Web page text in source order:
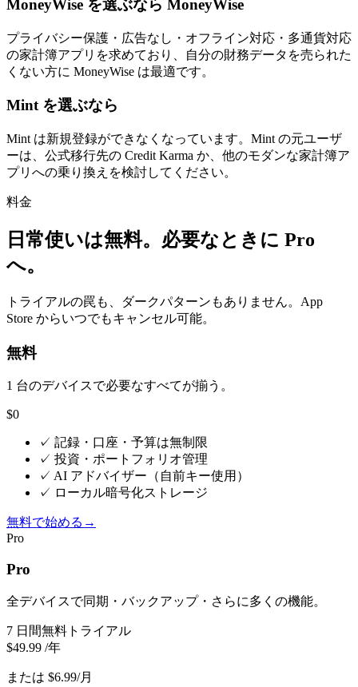
MoneyWise を選ぶなら MoneyWise
プライバシー保護・広告なし・オフライン対応・多通貨対応
の家計簿アプリを求めており、自分の財務データを売られた
くない方に MoneyWise は最適です。
Mint を選ぶなら
Mint は新規登録ができなくなっています。Mint の元ユーザ
ーは、公式移行先の Credit Karma か、他のモダンな家計簿ア
プリへの乗り換えを検討してください。
料金
日常使いは無料。必要なときに Pro
へ。
トライアルの罠も、ダークパターンもありません。App
Store からいつでもキャンセル可能。
無料
1 台のデバイスで必要なすべてが揃う。
$0
✓ 記録・口座・予算は無制限
✓ 投資・ポートフォリオ管理
✓ AI アドバイザー（自前キー使用）
✓ ローカル暗号化ストレージ
無料で始める →
Pro
Pro
全デバイスで同期・バックアップ・さらに多くの機能。
7 日間無料トライアル
$49.99 /年
または $6.99/月